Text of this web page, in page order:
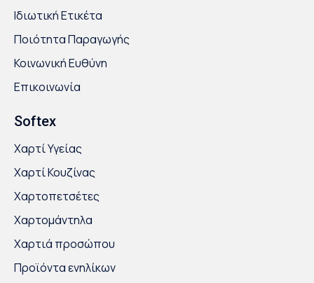
Ιδιωτική Ετικέτα
Ποιότητα Παραγωγής
Κοινωνική Ευθύνη
Επικοινωνία
Softex
Χαρτί Υγείας
Χαρτί Κουζίνας
Χαρτοπετσέτες
Χαρτομάντηλα
Χαρτιά προσώπου
Προϊόντα ενηλίκων